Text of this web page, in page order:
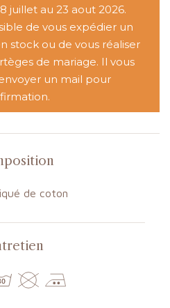
juillet au 23 aout 2026.
de vous expédier un
stock ou de vous réaliser
de mariage. Il vous
un mail pour
de coton